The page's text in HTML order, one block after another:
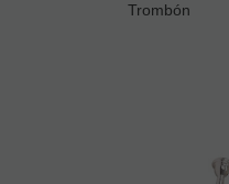
Trombón